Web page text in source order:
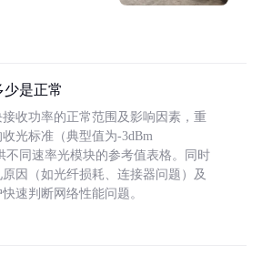
是正常
收功率的正常范围及影响因素，重
光标准（典型值为-3dBm
不同速率光模块的参考值表格。同时
因（如光纤损耗、连接器问题）及
速判断网络性能问题。